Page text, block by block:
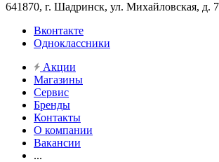
641870, г. Шадринск, ул. Михайловская, д.
Вконтакте
Одноклассники
Акции
Магазины
Сервис
Бренды
Контакты
О компании
Вакансии
...